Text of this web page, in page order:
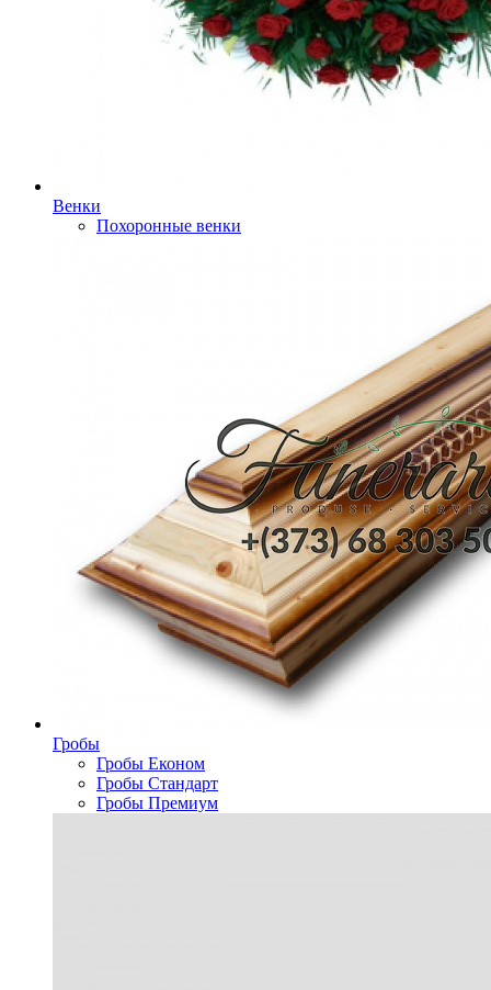
Венки
Похоронные венки
Гробы
Гробы Економ
Гробы Стандарт
Гробы Премиум